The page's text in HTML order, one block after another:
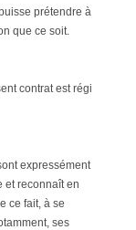
prétendre à
que ce soit.
contrat est régi
expressément
et reconnaît en
ce fait, à se
ses